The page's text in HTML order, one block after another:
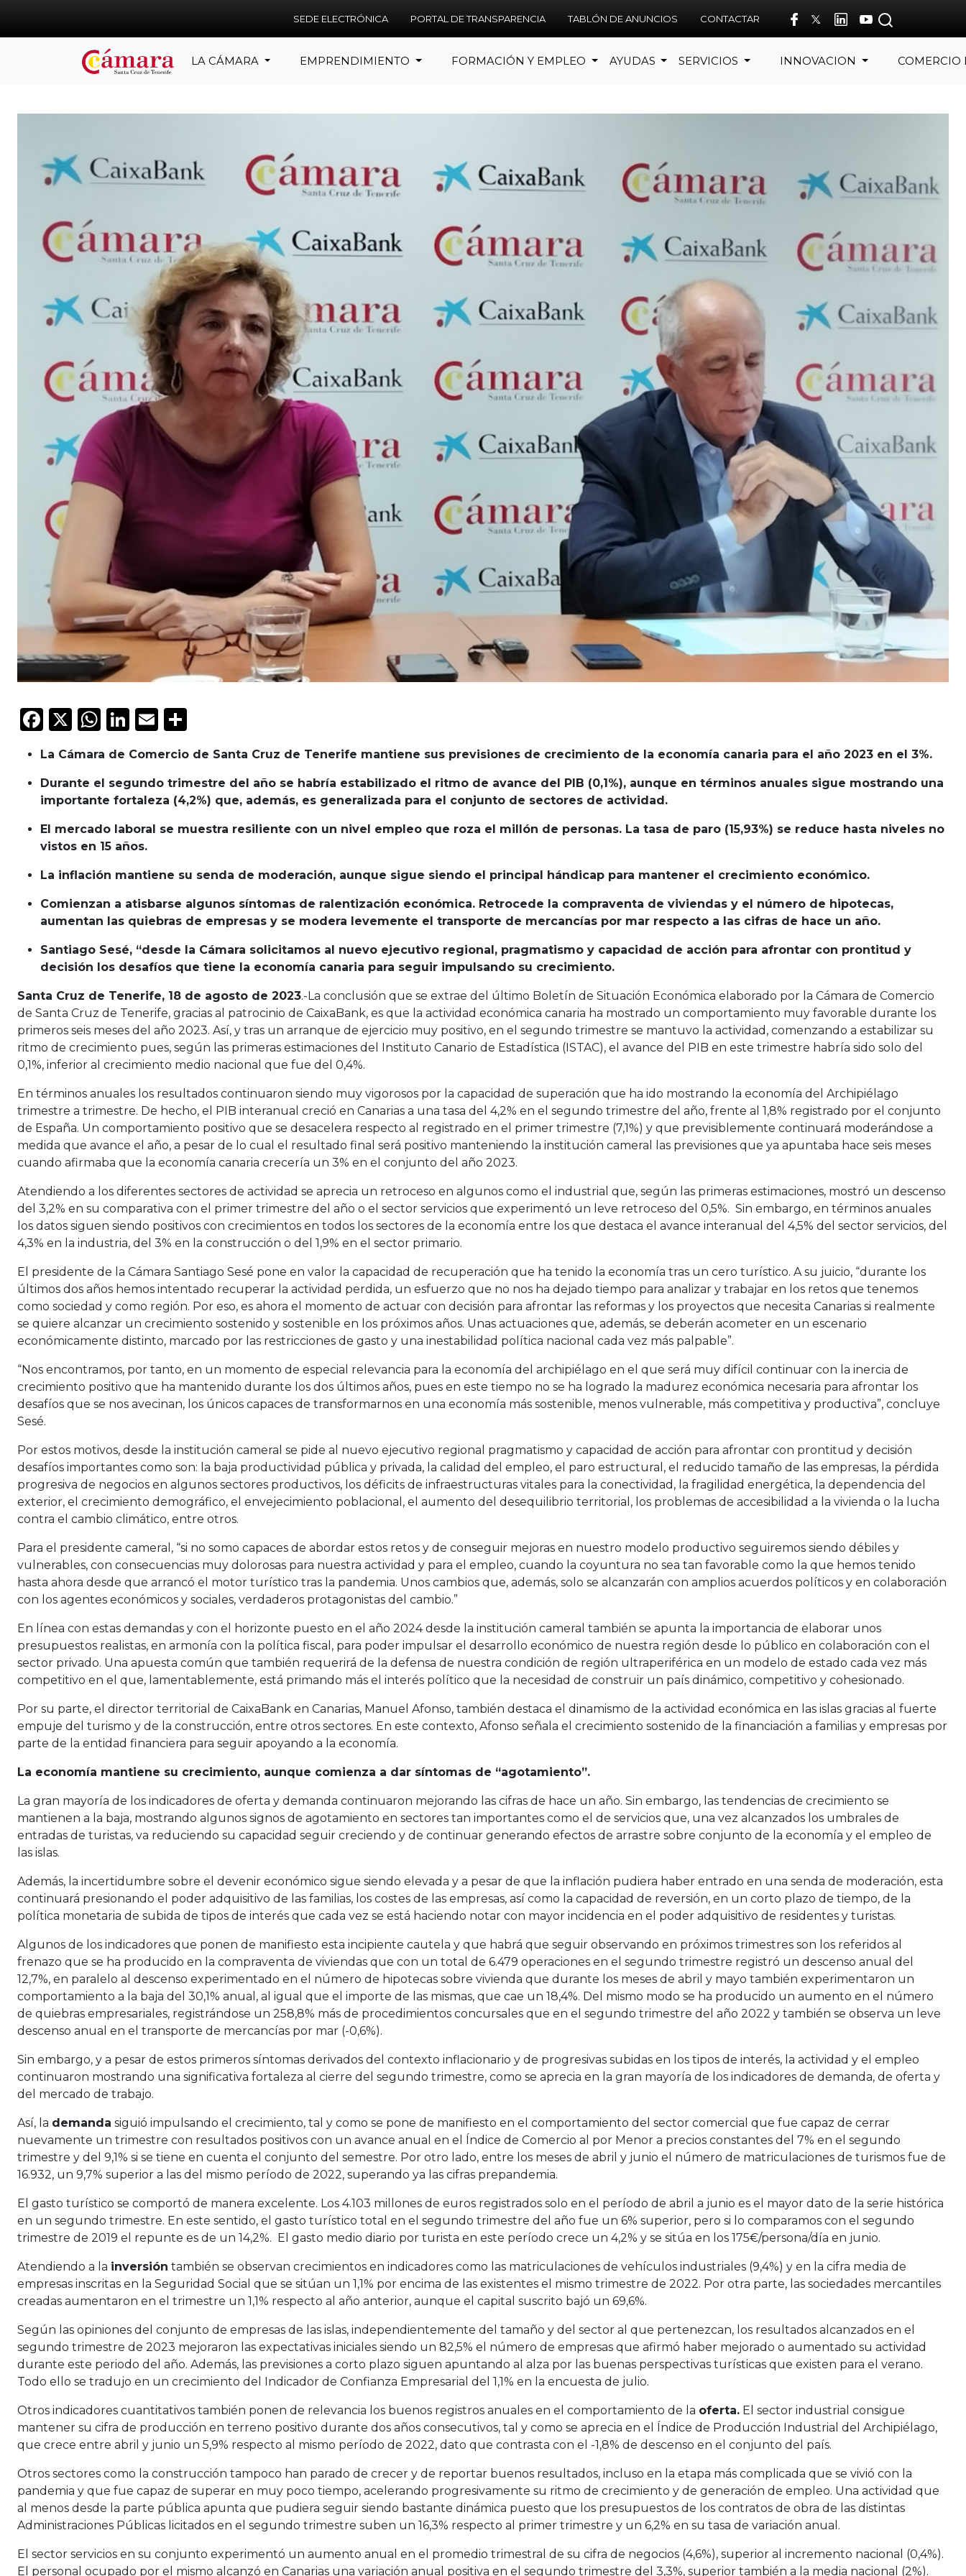
SEDE ELECTRÓNICA PORTAL DE TRANSPARENCIA TABLÓN DE ANUNCIOS CONTACTAR
LA CÁMARA EMPRENDIMIENTO FORMACIÓN Y EMPLEO AYUDAS SERVICIOS INNOVACION COMERCIO
Facebook
X WhatsApp
LinkedIn
Email
La Cámara de Comercio de Santa Cruz de Tenerife mantiene sus previsiones de crecimiento de la economía canaria para el año 2023 en el 3%.
Durante el segundo trimestre del año se habría estabilizado el ritmo de avance del PIB (0,1%), aunque en términos anuales sigue mostrando una
importante fortaleza (4,2%) que, además, es generalizada para el conjunto de sectores de actividad.
El mercado laboral se muestra resiliente con un nivel empleo que roza el millón de personas. La tasa de paro (15,93%) se reduce hasta niveles no
vistos en 15 años.
La inflación mantiene su senda de moderación, aunque sigue siendo el principal hándicap para mantener el crecimiento económico.
Comienzan a atisbarse algunos síntomas de ralentización económica. Retrocede la compraventa de viviendas y el número de hipotecas,
aumentan las quiebras de empresas y se modera levemente el transporte de mercancías por mar respecto a las cifras de hace un año.
Santiago Sesé, “desde la Cámara solicitamos al nuevo ejecutivo regional, pragmatismo y capacidad de acción para afrontar con prontitud y
decisión los desafíos que tiene la economía canaria para seguir impulsando su crecimiento.
Santa Cruz de Tenerife, 18 de agosto de 2023.-La conclusión que se extrae del último Boletín de Situación Económica elaborado por la Cámara de Comercio
de Santa Cruz de Tenerife, gracias al patrocinio de CaixaBank, es que la actividad económica canaria ha mostrado un comportamiento muy favorable durante los
primeros seis meses del año 2023. Así, y tras un arranque de ejercicio muy positivo, en el segundo trimestre se mantuvo la actividad, comenzando a estabilizar su
ritmo de crecimiento pues, según las primeras estimaciones del Instituto Canario de Estadística (ISTAC), el avance del PIB en este trimestre habría sido solo del
0,1%, inferior al crecimiento medio nacional que fue del 0,4%.
En términos anuales los resultados continuaron siendo muy vigorosos por la capacidad de superación que ha ido mostrando la economía del Archipiélago
trimestre a trimestre. De hecho, el PIB interanual creció en Canarias a una tasa del 4,2% en el segundo trimestre del año, frente al 1,8% registrado por el conjunto
de España. Un comportamiento positivo que se desacelera respecto al registrado en el primer trimestre (7,1%) y que previsiblemente continuará moderándose a
medida que avance el año, a pesar de lo cual el resultado final será positivo manteniendo la institución cameral las previsiones que ya apuntaba hace seis meses
cuando afirmaba que la economía canaria crecería un 3% en el conjunto del año 2023.
Atendiendo a los diferentes sectores de actividad se aprecia un retroceso en algunos como el industrial que, según las primeras estimaciones, mostró un descenso
del 3,2% en su comparativa con el primer trimestre del año o el sector servicios que experimentó un leve retroceso del 0,5%. Sin embargo, en términos anuales
los datos siguen siendo positivos con crecimientos en todos los sectores de la economía entre los que destaca el avance interanual del 4,5% del sector servicios, del
4,3% en la industria, del 3% en la construcción o del 1,9% en el sector primario.
El presidente de la Cámara Santiago Sesé pone en valor la capacidad de recuperación que ha tenido la economía tras un cero turístico. A su juicio, “durante los
últimos dos años hemos intentado recuperar la actividad perdida, un esfuerzo que no nos ha dejado tiempo para analizar y trabajar en los retos que tenemos
como sociedad y como región. Por eso, es ahora el momento de actuar con decisión para afrontar las reformas y los proyectos que necesita Canarias si realmente
se quiere alcanzar un crecimiento sostenido y sostenible en los próximos años. Unas actuaciones que, además, se deberán acometer en un escenario
económicamente distinto, marcado por las restricciones de gasto y una inestabilidad política nacional cada vez más palpable”.
“Nos encontramos, por tanto, en un momento de especial relevancia para la economía del archipiélago en el que será muy difícil continuar con la inercia de
crecimiento positivo que ha mantenido durante los dos últimos años, pues en este tiempo no se ha logrado la madurez económica necesaria para afrontar los
desafíos que se nos avecinan, los únicos capaces de transformarnos en una economía más sostenible, menos vulnerable, más competitiva y productiva”, concluye
Sesé.
Por estos motivos, desde la institución cameral se pide al nuevo ejecutivo regional pragmatismo y capacidad de acción para afrontar con prontitud y decisión
desafíos importantes como son: la baja productividad pública y privada, la calidad del empleo, el paro estructural, el reducido tamaño de las empresas, la pérdida
progresiva de negocios en algunos sectores productivos, los déficits de infraestructuras vitales para la conectividad, la fragilidad energética, la dependencia del
exterior, el crecimiento demográfico, el envejecimiento poblacional, el aumento del desequilibrio territorial, los problemas de accesibilidad a la vivienda o la lucha
contra el cambio climático, entre otros.
Para el presidente cameral, “si no somo capaces de abordar estos retos y de conseguir mejoras en nuestro modelo productivo seguiremos siendo débiles y
vulnerables, con consecuencias muy dolorosas para nuestra actividad y para el empleo, cuando la coyuntura no sea tan favorable como la que hemos tenido
hasta ahora desde que arrancó el motor turístico tras la pandemia. Unos cambios que, además, solo se alcanzarán con amplios acuerdos políticos y en colaboración
con los agentes económicos y sociales, verdaderos protagonistas del cambio.”
En línea con estas demandas y con el horizonte puesto en el año 2024 desde la institución cameral también se apunta la importancia de elaborar unos
presupuestos realistas, en armonía con la política fiscal, para poder impulsar el desarrollo económico de nuestra región desde lo público en colaboración con el
sector privado. Una apuesta común que también requerirá de la defensa de nuestra condición de región ultraperiférica en un modelo de estado cada vez más
competitivo en el que, lamentablemente, está primando más el interés político que la necesidad de construir un país dinámico, competitivo y cohesionado.
Por su parte, el director territorial de CaixaBank en Canarias, Manuel Afonso, también destaca el dinamismo de la actividad económica en las islas gracias al fuerte
empuje del turismo y de la construcción, entre otros sectores. En este contexto, Afonso señala el crecimiento sostenido de la financiación a familias y empresas por
parte de la entidad financiera para seguir apoyando a la economía.
La economía mantiene su crecimiento, aunque comienza a dar síntomas de “agotamiento”.
La gran mayoría de los indicadores de oferta y demanda continuaron mejorando las cifras de hace un año. Sin embargo, las tendencias de crecimiento se
mantienen a la baja, mostrando algunos signos de agotamiento en sectores tan importantes como el de servicios que, una vez alcanzados los umbrales de
entradas de turistas, va reduciendo su capacidad seguir creciendo y de continuar generando efectos de arrastre sobre conjunto de la economía y el empleo de
las islas.
Además, la incertidumbre sobre el devenir económico sigue siendo elevada y a pesar de que la inflación pudiera haber entrado en una senda de moderación, esta
continuará presionando el poder adquisitivo de las familias, los costes de las empresas, así como la capacidad de reversión, en un corto plazo de tiempo, de la
política monetaria de subida de tipos de interés que cada vez se está haciendo notar con mayor incidencia en el poder adquisitivo de residentes y turistas.
Algunos de los indicadores que ponen de manifiesto esta incipiente cautela y que habrá que seguir observando en próximos trimestres son los referidos al
frenazo que se ha producido en la compraventa de viviendas que con un total de 6.479 operaciones en el segundo trimestre registró un descenso anual del
12,7%, en paralelo al descenso experimentado en el número de hipotecas sobre vivienda que durante los meses de abril y mayo también experimentaron un
comportamiento a la baja del 30,1% anual, al igual que el importe de las mismas, que cae un 18,4%. Del mismo modo se ha producido un aumento en el número
de quiebras empresariales, registrándose un 258,8% más de procedimientos concursales que en el segundo trimestre del año 2022 y también se observa un leve
descenso anual en el transporte de mercancías por mar (-0,6%).
Sin embargo, y a pesar de estos primeros síntomas derivados del contexto inflacionario y de progresivas subidas en los tipos de interés, la actividad y el empleo
continuaron mostrando una significativa fortaleza al cierre del segundo trimestre, como se aprecia en la gran mayoría de los indicadores de demanda, de oferta y
del mercado de trabajo.
Así, la demanda siguió impulsando el crecimiento, tal y como se pone de manifiesto en el comportamiento del sector comercial que fue capaz de cerrar
nuevamente un trimestre con resultados positivos con un avance anual en el Índice de Comercio al por Menor a precios constantes del 7% en el segundo
trimestre y del 9,1% si se tiene en cuenta el conjunto del semestre. Por otro lado, entre los meses de abril y junio el número de matriculaciones de turismos fue de
16.932, un 9,7% superior a las del mismo período de 2022, superando ya las cifras prepandemia.
El gasto turístico se comportó de manera excelente. Los 4.103 millones de euros registrados solo en el período de abril a junio es el mayor dato de la serie histórica
en un segundo trimestre. En este sentido, el gasto turístico total en el segundo trimestre del año fue un 6% superior, pero si lo comparamos con el segundo
trimestre de 2019 el repunte es de un 14,2%. El gasto medio diario por turista en este período crece un 4,2% y se sitúa en los 175€/persona/día en junio.
Atendiendo a la inversión también se observan crecimientos en indicadores como las matriculaciones de vehículos industriales (9,4%) y en la cifra media de
empresas inscritas en la Seguridad Social que se sitúan un 1,1% por encima de las existentes el mismo trimestre de 2022. Por otra parte, las sociedades mercantiles
creadas aumentaron en el trimestre un 1,1% respecto al año anterior, aunque el capital suscrito bajó un 69,6%.
Según las opiniones del conjunto de empresas de las islas, independientemente del tamaño y del sector al que pertenezcan, los resultados alcanzados en el
segundo trimestre de 2023 mejoraron las expectativas iniciales siendo un 82,5% el número de empresas que afirmó haber mejorado o aumentado su actividad
durante este periodo del año. Además, las previsiones a corto plazo siguen apuntando al alza por las buenas perspectivas turísticas que existen para el verano.
Todo ello se tradujo en un crecimiento del Indicador de Confianza Empresarial del 1,1% en la encuesta de julio.
Otros indicadores cuantitativos también ponen de relevancia los buenos registros anuales en el comportamiento de la oferta. El sector industrial consigue
mantener su cifra de producción en terreno positivo durante dos años consecutivos, tal y como se aprecia en el Índice de Producción Industrial del Archipiélago,
que crece entre abril y junio un 5,9% respecto al mismo período de 2022, dato que contrasta con el -1,8% de descenso en el conjunto del país.
Otros sectores como la construcción tampoco han parado de crecer y de reportar buenos resultados, incluso en la etapa más complicada que se vivió con la
pandemia y que fue capaz de superar en muy poco tiempo, acelerando progresivamente su ritmo de crecimiento y de generación de empleo. Una actividad que
al menos desde la parte pública apunta que pudiera seguir siendo bastante dinámica puesto que los presupuestos de los contratos de obra de las distintas
Administraciones Públicas licitados en el segundo trimestre suben un 16,3% respecto al primer trimestre y un 6,2% en su tasa de variación anual.
El sector servicios en su conjunto experimentó un aumento anual en el promedio trimestral de su cifra de negocios (4,6%), superior al incremento nacional (0,4%).
El personal ocupado por el mismo alcanzó en Canarias una variación anual positiva en el segundo trimestre del 3,3%, superior también a la media nacional (2%).